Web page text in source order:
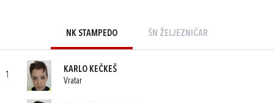
NK STAMPEDO ŠN ŽELJEZNIČAR
1
KARLO KEČKEŠ
Vratar